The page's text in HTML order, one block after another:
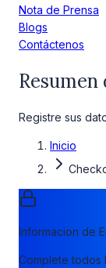
Nota de Prensa
Blogs
Contáctenos
Resumen
Registre sus
Inicio
Informacion de
Complete todos